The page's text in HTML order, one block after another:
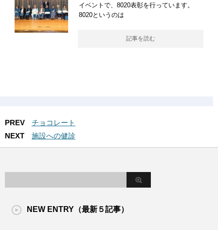
イベントで、8020表彰を行っています。
8020というのは
記事を読む
PREV
チョコレート
NEXT
施設への健診
NEW ENTRY（最新５記事）